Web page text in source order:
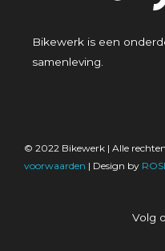
Bikewerk is een
samenleving.
© 2022 Bikewerk | Alle
voorwaarden | Design by
Volg